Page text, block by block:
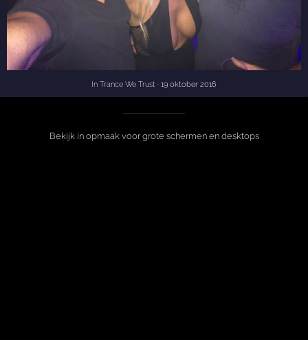
In Trance We Trust · 19 oktober 2016
Bekijk in opmaak voor grote schermen en desktops